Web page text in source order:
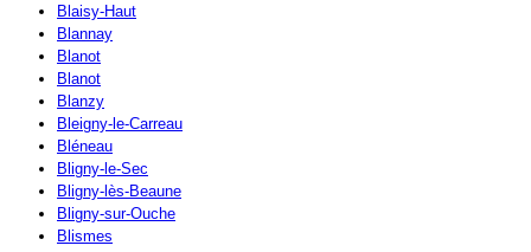
Blaisy-Haut
Blannay
Blanot
Blanot
Blanzy
Bleigny-le-Carreau
Bléneau
Bligny-le-Sec
Bligny-lès-Beaune
Bligny-sur-Ouche
Blismes